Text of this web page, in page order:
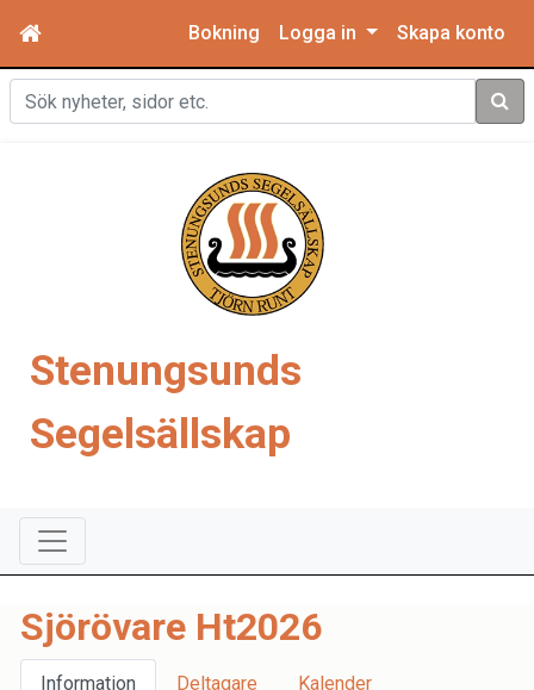
Bokning Logga in Skapa konto
Sök
Stenungsunds
Segelsällskap
Sjörövare Ht2026
Information Deltagare Kalender